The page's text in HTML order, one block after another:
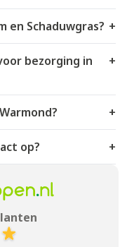
en Schaduwgras? +
bezorging in
+
+
op? +